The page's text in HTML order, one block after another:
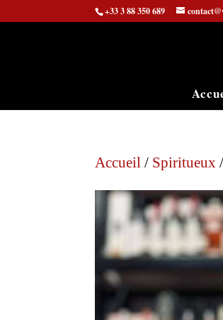
+33 3 88 350 689
Accueil / Spiritueux